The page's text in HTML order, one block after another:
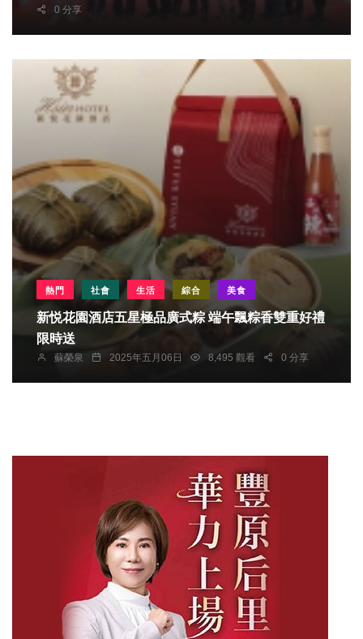
0 分享
熱門 社會 生活 綜合 美食
新悦花園酒店五星極品廣式粽 端午飄粽香雙重好禮
限時送
蘇榮泉 2025年五月06日 8,495 觀看 0 分享